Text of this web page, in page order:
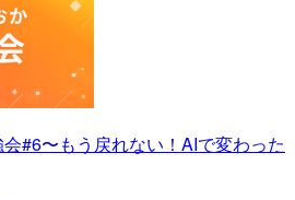
#6〜もう戻れない！AIで変わった